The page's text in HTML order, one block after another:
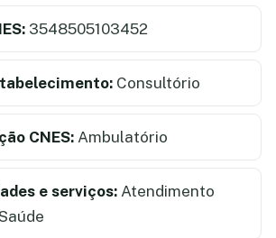
3548505103452
Consultório
CNES: Ambulatório
e serviços: Atendimento